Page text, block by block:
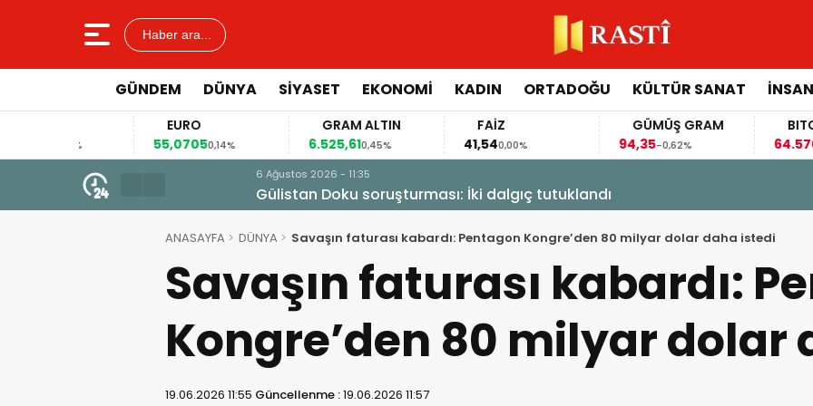
Haber ara...
GÜNDEM DÜNYA SİYASET EKONOMİ KADIN ORTADOĞU KÜLTÜR SANAT
EURO
55,0705
0,14%
GRAM ALTIN
6.525,61
0,45%
FAİZ
0,00%
GÜMÜŞ GRAM
-0,62%
BITCOIN
64.570,00-
6 Ağustos 2026 - 11:35
Gülistan Doku soruşturması: İki dalgıç tutuklandı
ANASAYFA DÜNYA Savaşın faturası kabardı: Pentagon Kongre’den 80 milyar dolar daha istedi
Savaşın faturası kabardı:
Kongre’den 80 milyar dolar
19.06.2026 11:55 Güncellenme :19.06.2026 11:57